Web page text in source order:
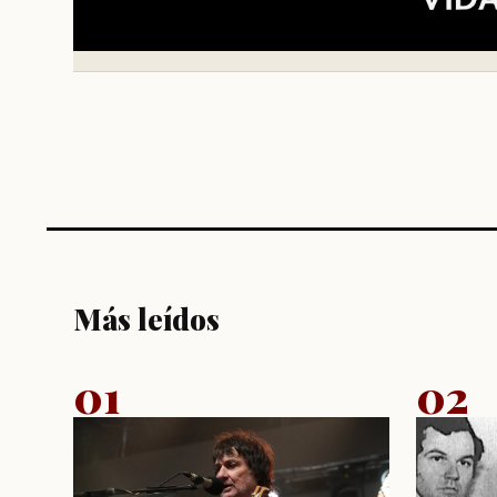
Más leídos
01 02